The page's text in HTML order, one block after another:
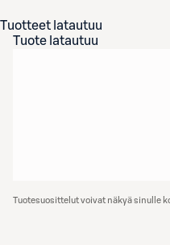
Tuotteet latautuu
Tuote latautuu
Tuotesuosittelut voivat näkyä sinulle